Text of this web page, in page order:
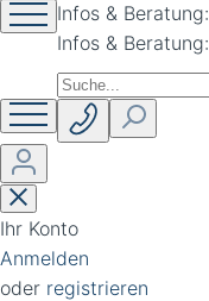
Infos & Beratung:
Infos & Beratung:
Ihr Konto
Anmelden
oder registrieren